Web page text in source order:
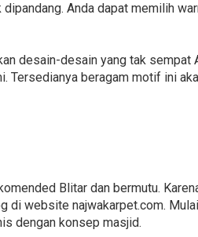
Anda dapat memilih
desain-desain yang tak sempat
Tersedianya beragam motif ini
Blitar dan bermutu.
di website najwakarpet.com.
dengan konsep masjid.